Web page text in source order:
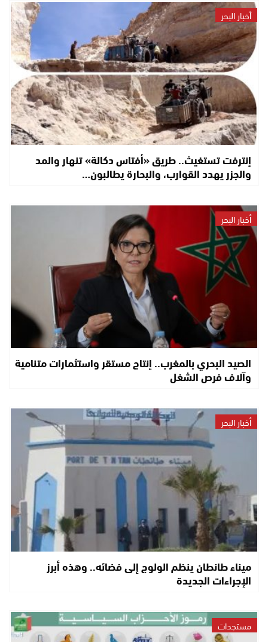
أخبار البحر
إنترفت تستغيث.. طريق «أفتاس دكالة» تنهار والمد
والجزر يهدد القوارب، والبحارة يطالبون…
أخبار البحر
الصيد البحري بالمغرب.. إنتاج مستقر واستثمارات متنامية
وآلاف فرص الشغل
أخبار البحر
ميناء طانطان ينظم الولوج إلى فضائه.. وهذه أبرز
الإجراءات الجديدة
مستجدات